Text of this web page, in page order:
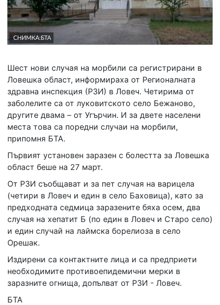
СНИМКА:БТА
Шест нови случая на морбили са регистрирани в
Ловешка област, информираха от Регионалната
здравна инспекция (РЗИ) в Ловеч. Четирима от
заболелите са от луковитското село Бежаново,
другите двама – от Угърчин. И за двете населени
места това са поредни случаи на морбили,
припомня БТА.
Първият установен заразен с болестта за Ловешка
област беше на 27 март.
От РЗИ съобщават и за пет случая на варицела
(четири в Ловеч и един в село Баховица), като за
предходната седмица заразените бяха осем, два
случая на хепатит Б (по един в Ловеч и Старо село)
и един случай на лаймска борелиоза в село
Орешак.
Издирени са контактните лица и са предприети
необходимите противоепидемични мерки в
заразните огнища, допълват от РЗИ - Ловеч.
БТА
ПОЛИТИКА ЗА БИСКВИТКИТЕ
ПОЛИТИКАТА ЗА
ПОВЕРИТЕЛНОСТ
02 975 20 35